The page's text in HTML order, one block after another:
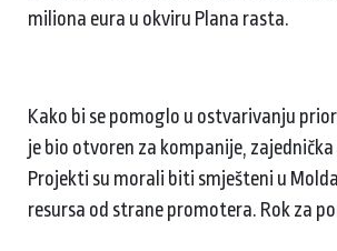
miliona eura u okviru Plana rasta.
Kako bi se pomoglo u ostvarivanju
je bio otvoren za kompanije,
Projekti su morali biti smješteni u
resursa od strane promotera. Rok za